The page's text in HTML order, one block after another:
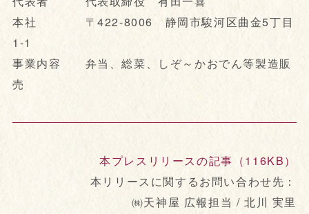
本社 〒422-8006 静岡市駿河区曲金5丁目
1-1
事業内容 弁当、総菜、しぞ～かおでん等製造販
売
本プレスリリースの記事（116KB）
本リリースに関するお問い合わせ先：
㈱天神屋 広報担当 / 北川 実里